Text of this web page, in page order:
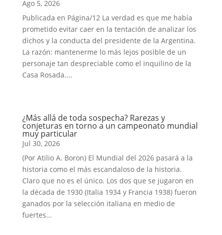
Ago 5, 2026
Publicada en Página/12 La verdad es que me había
prometido evitar caer en la tentación de analizar los
dichos y la conducta del presidente de la Argentina.
La razón: mantenerme lo más lejos posible de un
personaje tan despreciable como el inquilino de la
Casa Rosada....
¿Más allá de toda sospecha? Rarezas y
conjeturas en torno a un campeonato mundial
muy particular
Jul 30, 2026
(Por Atilio A. Boron) El Mundial del 2026 pasará a la
historia como el más escandaloso de la historia.
Claro que no es el único. Los dos que se jugaron en
la década de 1930 (Italia 1934 y Francia 1938) fueron
ganados por la selección italiana en medio de
fuertes...